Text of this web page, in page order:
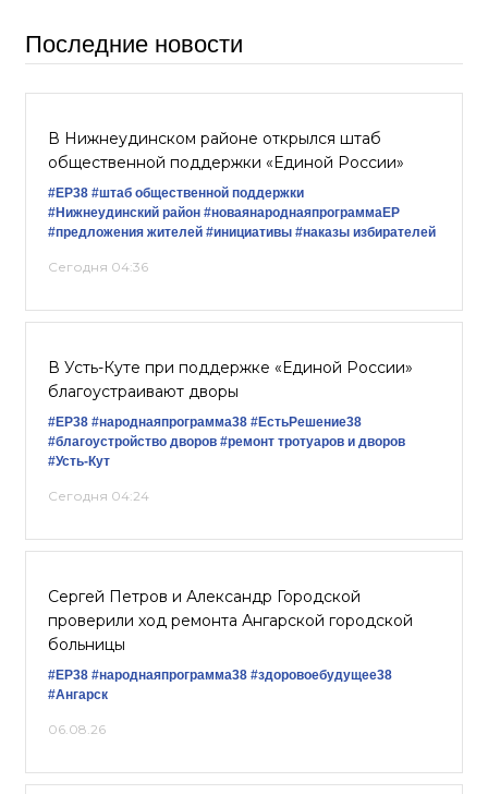
Последние новости
В Нижнеудинском районе открылся штаб
общественной поддержки «Единой России»
#ЕР38 #штаб общественной поддержки
#Нижнеудинский район #новаянароднаяпрограммаЕР
#предложения жителей #инициативы #наказы избирателей
Сегодня 04:36
В Усть-Куте при поддержке «Единой России»
благоустраивают дворы
#ЕР38 #народнаяпрограмма38 #ЕстьРешение38
#благоустройство дворов #ремонт тротуаров и дворов
#Усть-Кут
Сегодня 04:24
Сергей Петров и Александр Городской
проверили ход ремонта Ангарской городской
больницы
#ЕР38 #народнаяпрограмма38 #здоровоебудущее38
#Ангарск
06.08.26